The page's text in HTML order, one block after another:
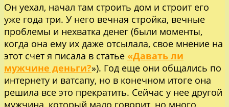
Он уехал, начал там строить дом и строит его
уже года три. У него вечная стройка, вечные
проблемы и нехватка денег (были моменты,
когда она ему их даже отсылала, свое мнение на
этот счет я писала в статье «Давать ли
мужчине деньги?»). Год еще они общались по
интернету и ватсапу, но в конечном итоге она
решила все это прекратить. Сейчас у нее другой
мужчина, который мало говорит, но много